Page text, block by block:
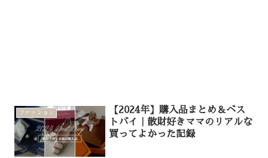
ファッション
【2024年】購入品まとめ＆ベス
トバイ｜散財好きママのリアルな
買ってよかった記録